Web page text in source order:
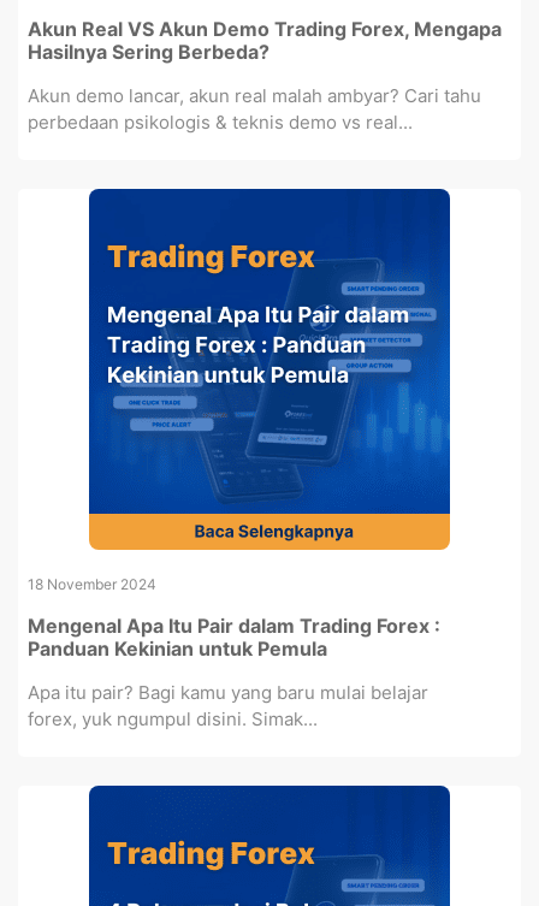
Akun Real VS Akun Demo Trading Forex, Mengapa
Hasilnya Sering Berbeda?
Akun demo lancar, akun real malah ambyar? Cari tahu
perbedaan psikologis & teknis demo vs real...
18 November 2024
Mengenal Apa Itu Pair dalam Trading Forex :
Panduan Kekinian untuk Pemula
Apa itu pair? Bagi kamu yang baru mulai belajar
forex, yuk ngumpul disini. Simak...